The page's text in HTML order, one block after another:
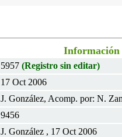
Información
5957 (Registro sin editar)
17 Oct 2006
J. González, Acomp. por: N.
9456
J. González , 17 Oct 2006